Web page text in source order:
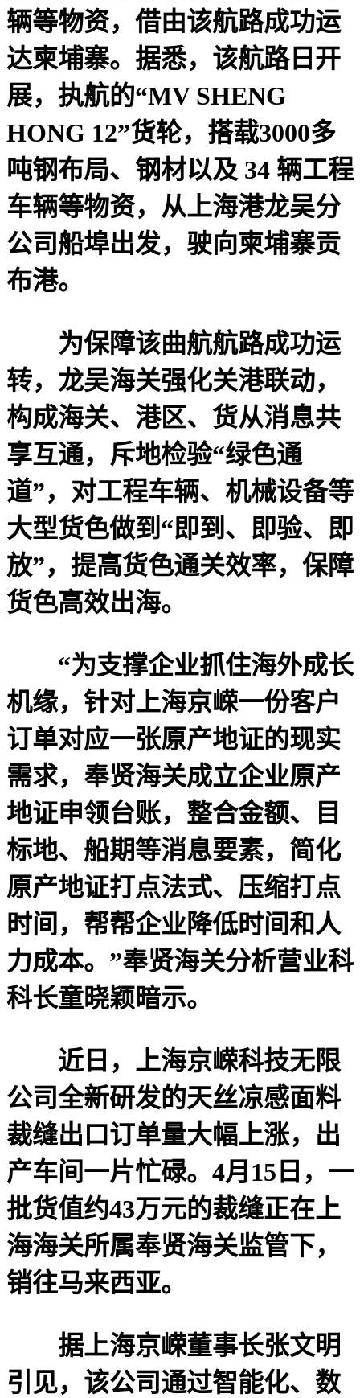
辆等物资，借由该航路成功运
达柬埔寨。据悉，该航路日开
展，执航的“MV SHENG
HONG 12”货轮，搭载3000多
吨钢布局、钢材以及 34 辆工程
车辆等物资，从上海港龙吴分
公司船埠出发，驶向柬埔寨贡
布港。
为保障该曲航航路成功运
转，龙吴海关强化关港联动，
构成海关、港区、货从消息共
享互通，斥地检验“绿色通
道”，对工程车辆、机械设备等
大型货色做到“即到、即验、即
放”，提高货色通关效率，保障
货色高效出海。
“为支撑企业抓住海外成长
机缘，针对上海京嵘一份客户
订单对应一张原产地证的现实
需求，奉贤海关成立企业原产
地证申领台账，整合金额、目
标地、船期等消息要素，简化
原产地证打点法式、压缩打点
时间，帮帮企业降低时间和人
力成本。”奉贤海关分析营业科
科长童晓颖暗示。
近日，上海京嵘科技无限
公司全新研发的天丝凉感面料
裁缝出口订单量大幅上涨，出
产车间一片忙碌。4月15日，一
批货值约43万元的裁缝正在上
海海关所属奉贤海关监管下，
销往马来西亚。
据上海京嵘董事长张文明
引见，该公司通过智能化、数